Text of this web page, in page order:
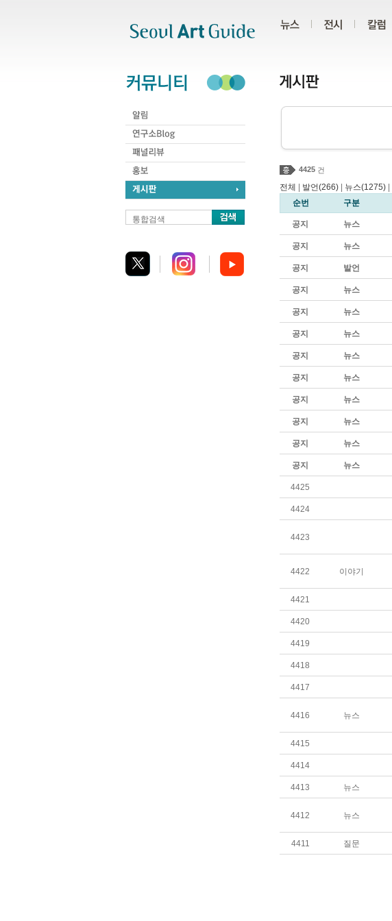
통합검색
4425 건
전체 발언(266) 뉴스(1275)
순번
구분
공지 뉴스
공지 뉴스
공지 발언
공지 뉴스
공지 뉴스
공지 뉴스
공지 뉴스
공지 뉴스
공지 뉴스
공지 뉴스
공지 뉴스
공지 뉴스
4425
4424
4423
4422 이야기
4421
4420
4419
4418
4417
4416 뉴스
4415
4414
4413 뉴스
4412 뉴스
4411 질문